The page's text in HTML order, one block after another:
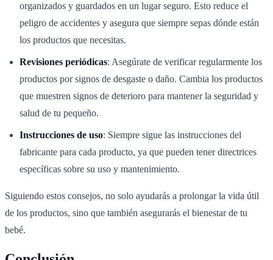
organizados y guardados en un lugar seguro. Esto reduce el
peligro de accidentes y asegura que siempre sepas dónde están
los productos que necesitas.
Revisiones periódicas: Asegúrate de verificar regularmente los
productos por signos de desgaste o daño. Cambia los productos
que muestren signos de deterioro para mantener la seguridad y
salud de tu pequeño.
Instrucciones de uso: Siempre sigue las instrucciones del
fabricante para cada producto, ya que pueden tener directrices
específicas sobre su uso y mantenimiento.
Siguiendo estos consejos, no solo ayudarás a prolongar la vida útil
de los productos, sino que también asegurarás el bienestar de tu
bebé.